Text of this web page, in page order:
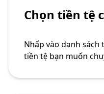
Chọn tiền tệ
Nhấp vào danh sách
tiền tệ bạn muốn